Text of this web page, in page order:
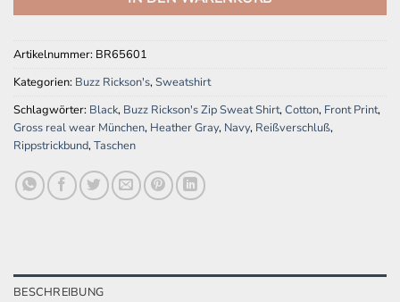
Artikelnummer: BR65601
Kategorien: Buzz Rickson's,Sweatshirt
Schlagwörter: Black, Buzz Rickson's Zip Sweat Shirt,Cotton, Front Print,
Gross real wear München, Heather Gray, Navy, Reißverschluß,
Rippstrickbund,Taschen
BESCHREIBUNG